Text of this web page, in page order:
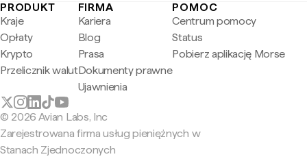
PRODUKT
Kraje
Opłaty
Krypto
Przelicznik walut
FIRMA
Kariera
Blog
Prasa
Dokumenty prawne
Ujawnienia
POMOC
Centrum pomocy
Status
Pobierz aplikację Morse
© 2026 Avian Labs, Inc
Zarejestrowana firma usług pieniężnych w
Stanach Zjednoczonych